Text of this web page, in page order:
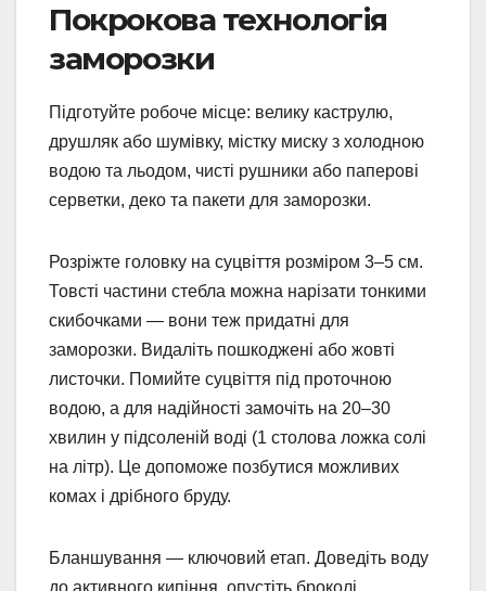
Покрокова технологія
заморозки
Підготуйте робоче місце: велику каструлю,
друшляк або шумівку, містку миску з холодною
водою та льодом, чисті рушники або паперові
серветки, деко та пакети для заморозки.
Розріжте головку на суцвіття розміром 3–5 см.
Товсті частини стебла можна нарізати тонкими
скибочками — вони теж придатні для
заморозки. Видаліть пошкоджені або жовті
листочки. Помийте суцвіття під проточною
водою, а для надійності замочіть на 20–30
хвилин у підсоленій воді (1 столова ложка солі
на літр). Це допоможе позбутися можливих
комах і дрібного бруду.
Бланшування — ключовий етап. Доведіть воду